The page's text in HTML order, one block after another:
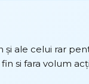
ale celui rar
si fara volum